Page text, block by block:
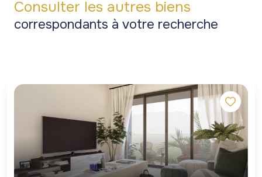
Consulter les autres biens
correspondants à votre recherche